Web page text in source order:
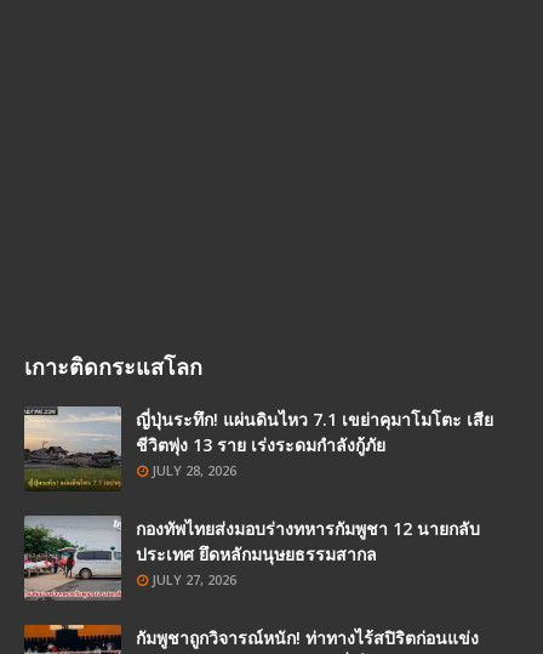
เกาะติดกระแสโลก
ญี่ปุ่นระทึก! แผ่นดินไหว 7.1 เขย่าคุมาโมโตะ เสีย
ชีวิตพุ่ง 13 ราย เร่งระดมกำลังกู้ภัย
JULY 28, 2026
กองทัพไทยส่งมอบร่างทหารกัมพูชา 12 นายกลับ
ประเทศ ยึดหลักมนุษยธรรมสากล
JULY 27, 2026
กัมพูชาถูกวิจารณ์หนัก! ท่าทางไร้สปิริตก่อนแข่ง